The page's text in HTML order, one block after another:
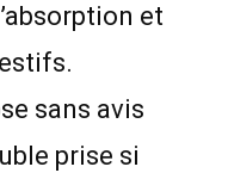
et
sans avis
prise si